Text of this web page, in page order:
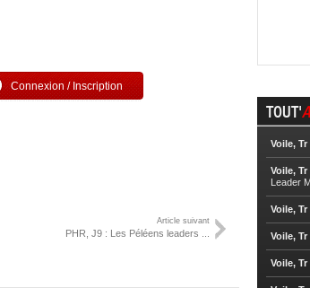
Connexion / Inscription
Article suivant
PHR, J9 : Les Péléens leaders ...
TOUT'
Voile, Tr
Voile, Tr
Leader
Voile, Tr
Voile, Tr
Voile, Tr